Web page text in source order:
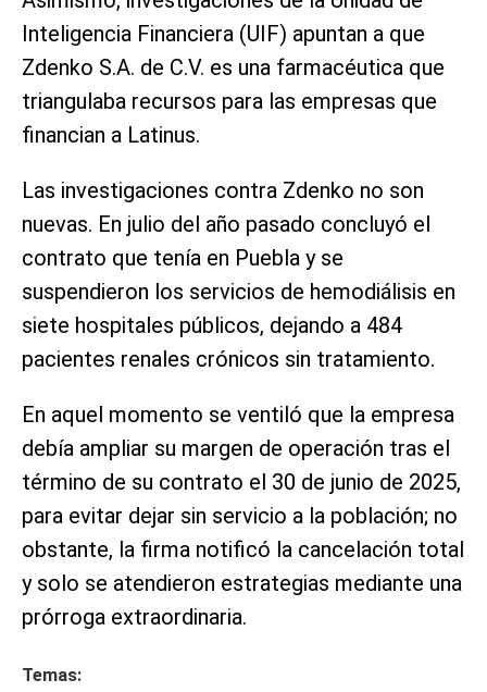
Inteligencia Financiera (UIF) apuntan a que
Zdenko S.A. de C.V. es una farmacéutica que
triangulaba recursos para las empresas que
financian a Latinus.
Las investigaciones contra Zdenko no son
nuevas. En julio del año pasado concluyó el
contrato que tenía en Puebla y se
suspendieron los servicios de hemodiálisis en
siete hospitales públicos, dejando a 484
pacientes renales crónicos sin tratamiento.
En aquel momento se ventiló que la empresa
debía ampliar su margen de operación tras el
término de su contrato el 30 de junio de 2025,
para evitar dejar sin servicio a la población; no
obstante, la firma notificó la cancelación total
y solo se atendieron estrategias mediante una
prórroga extraordinaria.
Temas: